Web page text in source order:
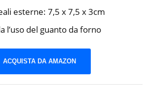
esterne: 7,5 x 7,5 x 3cm
l’uso del guanto da forno
ACQUISTA DA AMAZON